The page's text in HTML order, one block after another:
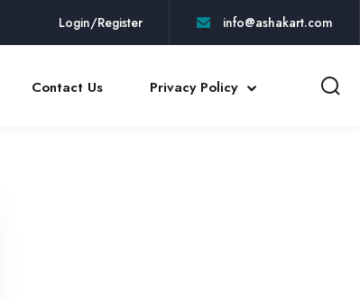
Login/Register info@ashakart.com
Contact Us Privacy Policy